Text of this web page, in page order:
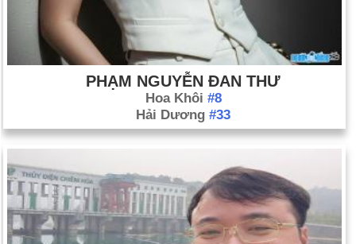
PHẠM NGUYỄN ĐAN THƯ
Hoa Khôi #8
Hải Dương #33